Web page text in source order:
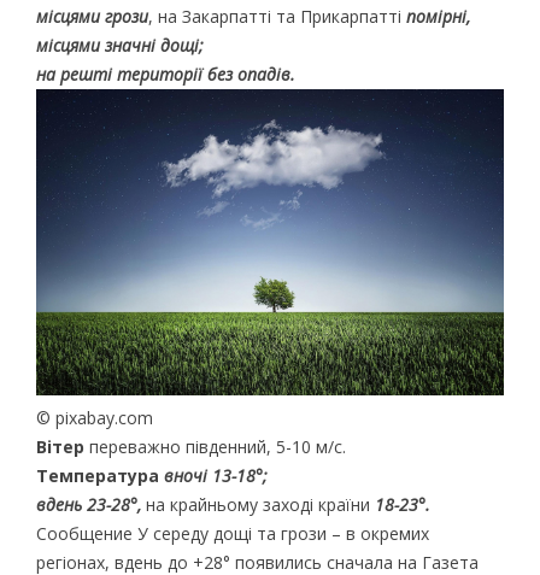
місцями грози, на Закарпатті та Прикарпатті помірні,
місцями значні дощі;
на решті території без опадів.
© pixabay.com
Вітер переважно південний, 5-10 м/с.
Температура вночі 13-18°;
вдень 23-28°, на крайньому заході країни 18-23°.
Сообщение У середу дощі та грози – в окремих
регіонах, вдень до +28° появились сначала на Газета